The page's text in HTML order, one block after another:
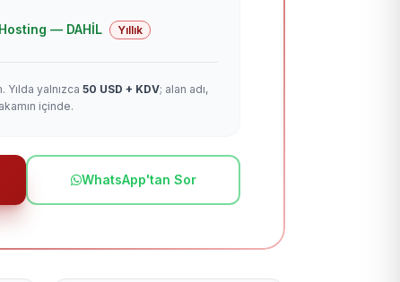
— DAHİL Yıllık
yalnızca 50 USD + KDV; alan adı,
içinde.
WhatsApp'tan Sor